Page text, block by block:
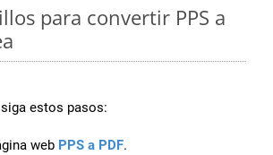
para convertir PPS a
siga estos pasos:
web PPS a PDF.